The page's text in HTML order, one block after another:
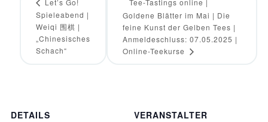
DETAILS VERANSTALTER
Let’s Go!
Spieleabend |
Weiqi 围棋 |
„Chinesisches
Schach“
Tee-Tastings online |
Goldene Blätter im Mai | Die
feine Kunst der Gelben Tees |
Anmeldeschluss: 07.05.2025 |
Online-Teekurse